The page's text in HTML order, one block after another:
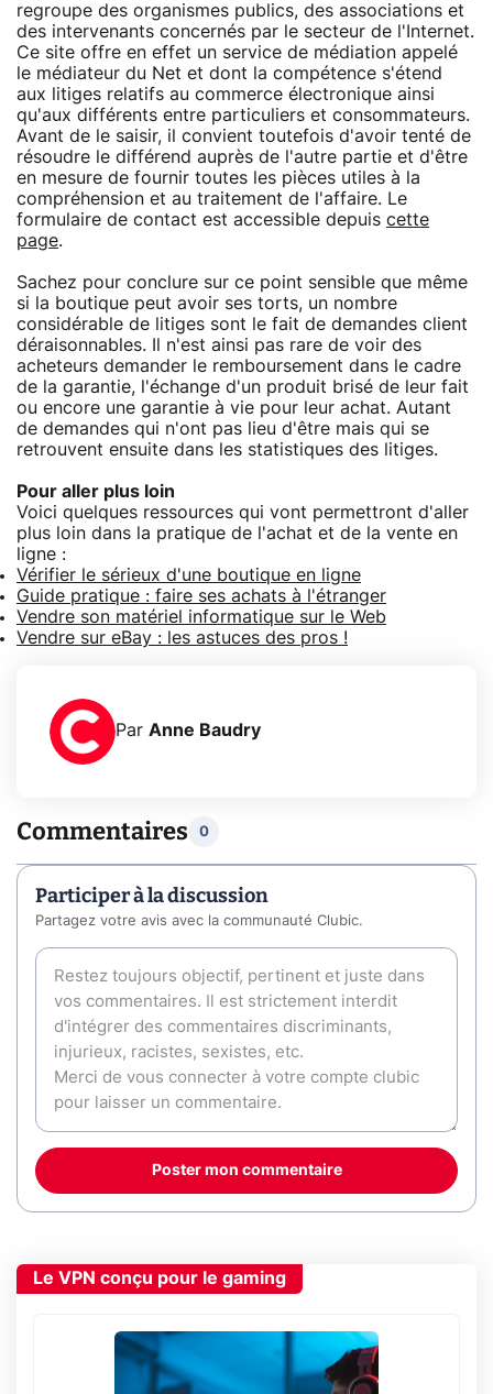
regroupe des organismes publics, des associations et
des intervenants concernés par le secteur de l'Internet.
Ce site offre en effet un service de médiation appelé
le médiateur du Net et dont la compétence s'étend
aux litiges relatifs au commerce électronique ainsi
qu'aux différents entre particuliers et consommateurs.
Avant de le saisir, il convient toutefois d'avoir tenté de
résoudre le différend auprès de l'autre partie et d'être
en mesure de fournir toutes les pièces utiles à la
compréhension et au traitement de l'affaire. Le
formulaire de contact est accessible depuis cette
page.
Sachez pour conclure sur ce point sensible que même
si la boutique peut avoir ses torts, un nombre
considérable de litiges sont le fait de demandes client
déraisonnables. Il n'est ainsi pas rare de voir des
acheteurs demander le remboursement dans le cadre
de la garantie, l'échange d'un produit brisé de leur fait
ou encore une garantie à vie pour leur achat. Autant
de demandes qui n'ont pas lieu d'être mais qui se
retrouvent ensuite dans les statistiques des litiges.
Pour aller plus loin
Voici quelques ressources qui vont permettront d'aller
plus loin dans la pratique de l'achat et de la vente en
ligne :
Vérifier le sérieux d'une boutique en ligne
Guide pratique : faire ses achats à l'étranger
Vendre son matériel informatique sur le Web
Vendre sur eBay : les astuces des pros !
Par Anne Baudry
Commentaires 0
Participer à la discussion
Partagez votre avis avec la communauté Clubic.
Poster mon commentaire
Le VPN conçu pour le gaming